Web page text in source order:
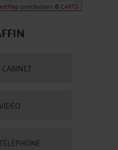
contributeurs ©CARTO